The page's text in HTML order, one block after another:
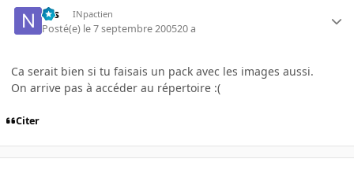
Nis INpactien
Posté(e) le 7 septembre 200520 a
Ca serait bien si tu faisais un pack avec les images aussi.
On arrive pas à accéder au répertoire :(
Citer